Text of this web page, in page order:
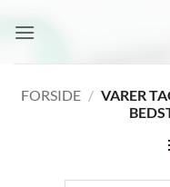
FORSIDE / VARER